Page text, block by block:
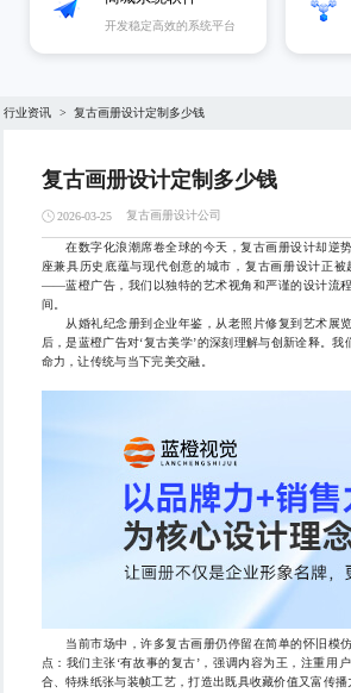
开发稳定高效的系统平台
行业资讯 > 复古画册设计定制多少钱
复古画册设计定制多少钱
2026-03-25 复古画册设计公司
在数字化浪潮席卷全球的今天，复古画册设计却逆
座兼具历史底蕴与现代创意的城市，复古画册设计正
——蓝橙广告，我们以独特的艺术视角和严谨的设计流
间。
从婚礼纪念册到企业年鉴，从老照片修复到艺术展
后，是蓝橙广告对‘复古美学’的深刻理解与创新诠释。
命力，让传统与当下完美交融。
当前市场中，许多复古画册仍停留在简单的怀旧模
点：我们主张‘有故事的复古’，强调内容为王，注重
合、特殊纸张与装帧工艺，打造出既具收藏价值又富传播